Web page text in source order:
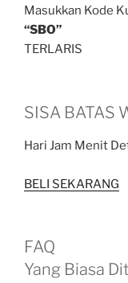
Masukkan Kode
“SBO”
TERLARIS
SISA BATAS
Hari Jam Menit
BELI SEKARANG
FAQ
Yang Biasa